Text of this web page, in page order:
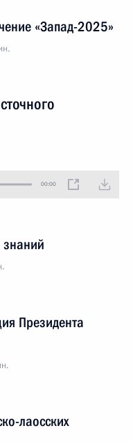
«Запад-2025»
00:00
знаний
Президента
лаосских